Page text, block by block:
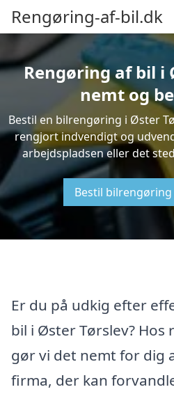
Rengøring-af-bil.dk
Rengøring af bil i
nemt og
Bestil en bilrengøring i Øster
rengjort indvendigt og
arbejdspladsen eller det
Bestil
Er du på udkig efter
bil i Øster Tørslev?
gør vi det nemt for dig
firma, der kan